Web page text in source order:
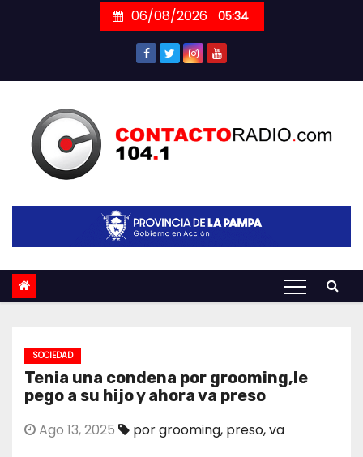
06/08/2026 05:34
SOCIEDAD
Tenia una condena por grooming,le
pego a su hijo y ahora va preso
Ago 13, 2025 por grooming, preso,va